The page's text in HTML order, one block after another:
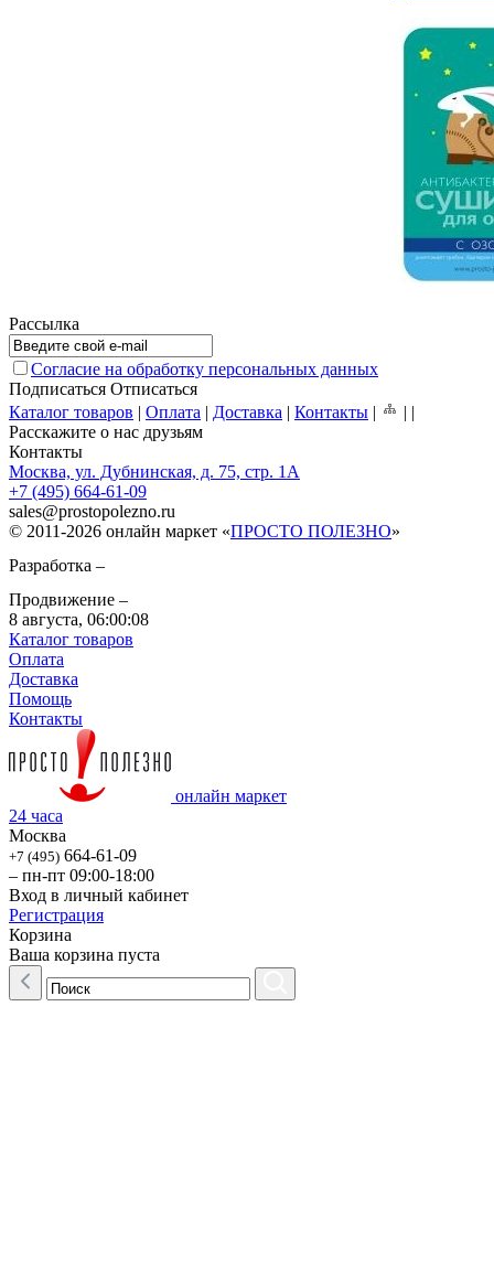
Рассылка
Согласие на обработку персональных данных
Подписаться Отписаться
Каталог товаров | Оплата | Доставка | Контакты | | |
Расскажите о нас друзьям
Контакты
Москва, ул. Дубнинская, д. 75, стр. 1А
+7 (495) 664-61-09
sales@prostopolezno.ru
© 2011-2026 онлайн маркет «ПРОСТО ПОЛЕЗНО»
Разработка –
Продвижение –
8 августа, 06:00:08
Каталог товаров
Оплата
Доставка
Помощь
Контакты
онлайн маркет
24 часа
Москва
+7 (495) 664-61-09
– пн-пт 09:00-18:00
Вход в личный кабинет
Регистрация
Корзина
Ваша корзина пуста